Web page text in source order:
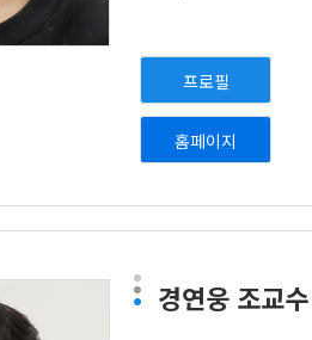
프로필
홈페이지
경연웅 조교수